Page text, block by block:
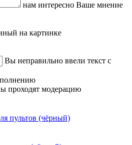
нам интересно Ваше мнение
на картинке
Вы неправильно ввели текст с
проходят модерацию